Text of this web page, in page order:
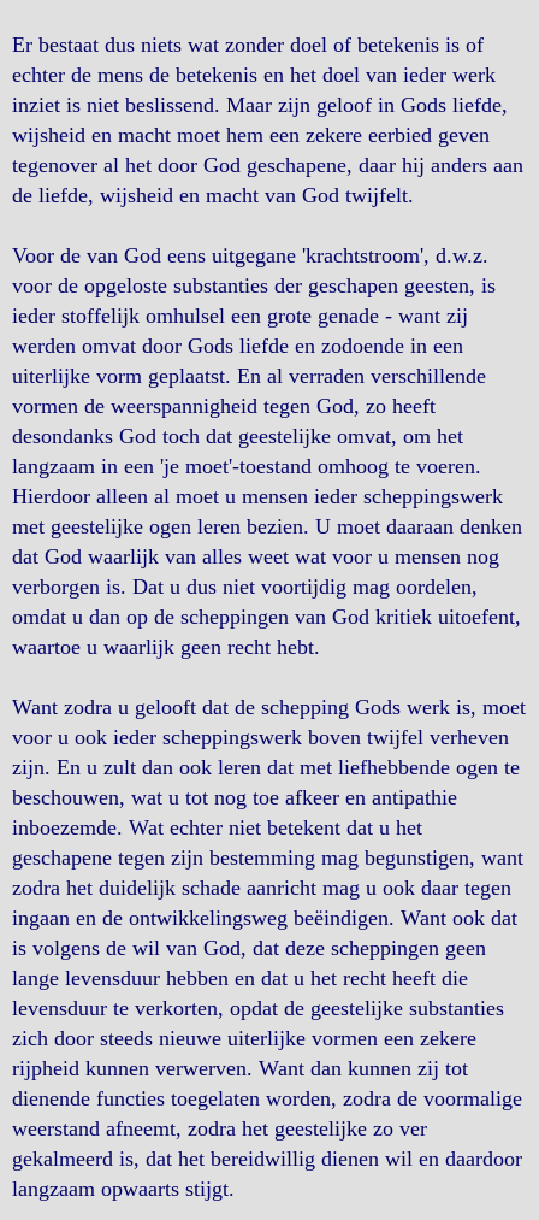
Er bestaat dus niets wat zonder doel of betekenis is of
echter de mens de betekenis en het doel van ieder werk
inziet is niet beslissend. Maar zijn geloof in Gods liefde,
wijsheid en macht moet hem een zekere eerbied geven
tegenover al het door God geschapene, daar hij anders aan
de liefde, wijsheid en macht van God twijfelt.
Voor de van God eens uitgegane 'krachtstroom', d.w.z.
voor de opgeloste substanties der geschapen geesten, is
ieder stoffelijk omhulsel een grote genade - want zij
werden omvat door Gods liefde en zodoende in een
uiterlijke vorm geplaatst. En al verraden verschillende
vormen de weerspannigheid tegen God, zo heeft
desondanks God toch dat geestelijke omvat, om het
langzaam in een 'je moet'-toestand omhoog te voeren.
Hierdoor alleen al moet u mensen ieder scheppingswerk
met geestelijke ogen leren bezien. U moet daaraan denken
dat God waarlijk van alles weet wat voor u mensen nog
verborgen is. Dat u dus niet voortijdig mag oordelen,
omdat u dan op de scheppingen van God kritiek uitoefent,
waartoe u waarlijk geen recht hebt.
Want zodra u gelooft dat de schepping Gods werk is, moet
voor u ook ieder scheppingswerk boven twijfel verheven
zijn. En u zult dan ook leren dat met liefhebbende ogen te
beschouwen, wat u tot nog toe afkeer en antipathie
inboezemde. Wat echter niet betekent dat u het
geschapene tegen zijn bestemming mag begunstigen, want
zodra het duidelijk schade aanricht mag u ook daar tegen
ingaan en de ontwikkelingsweg beëindigen. Want ook dat
is volgens de wil van God, dat deze scheppingen geen
lange levensduur hebben en dat u het recht heeft die
levensduur te verkorten, opdat de geestelijke substanties
zich door steeds nieuwe uiterlijke vormen een zekere
rijpheid kunnen verwerven. Want dan kunnen zij tot
dienende functies toegelaten worden, zodra de voormalige
weerstand afneemt, zodra het geestelijke zo ver
gekalmeerd is, dat het bereidwillig dienen wil en daardoor
langzaam opwaarts stijgt.